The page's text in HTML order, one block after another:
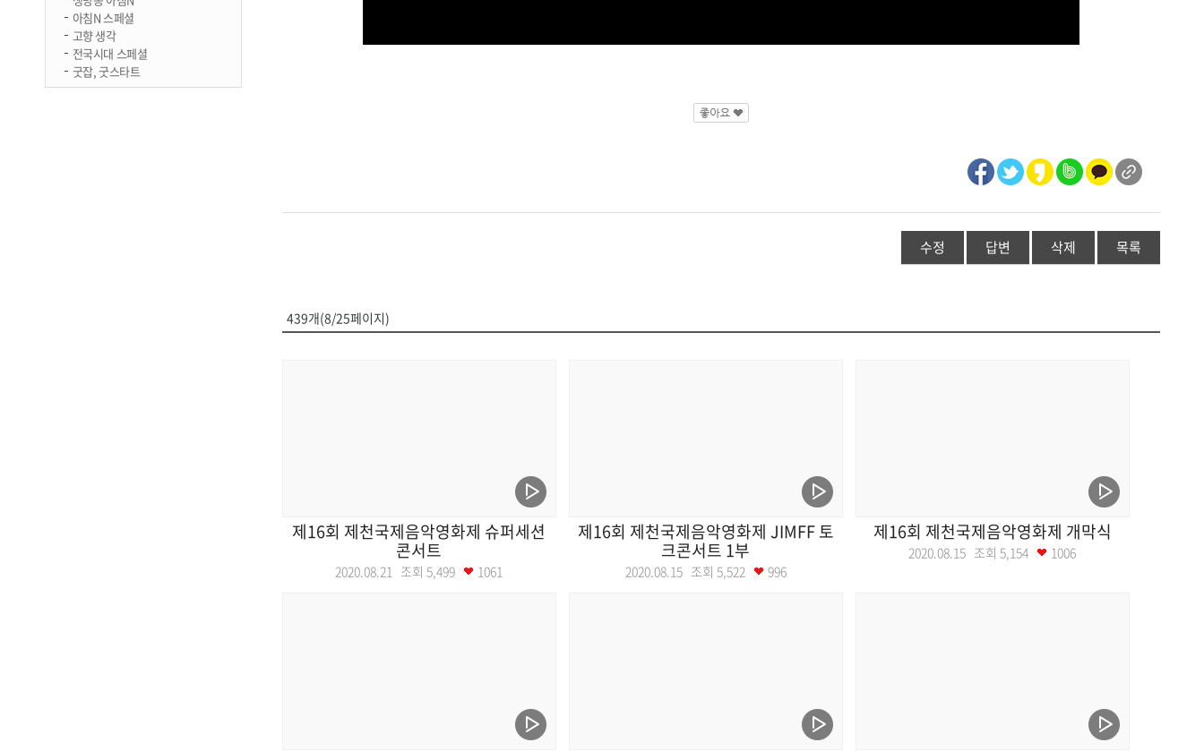
아침N 스페셜
고향 생각
전국시대 스페셜
굿잡, 굿스타트
수정 답변 삭제 목록
439개(8/25페이지)
제16회 제천국제음악영화제 슈퍼세션
콘서트
2020.08.21 조회 5,499 1061
제16회 제천국제음악영화제 JIMFF 토
크콘서트 1부
2020.08.15 조회 5,522 996
제16회 제천국제음악영화제 개막식
2020.08.15 조회 5,154 1006